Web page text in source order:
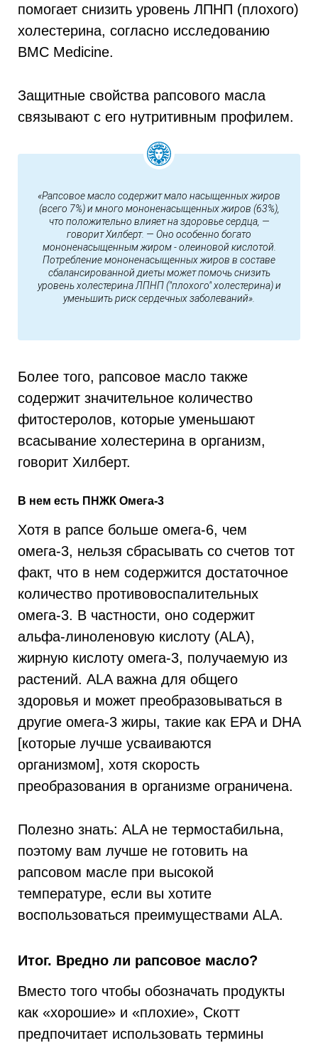
помогает снизить уровень ЛПНП (плохого)
холестерина, согласно исследованию
BMC Medicine.
Защитные свойства рапсового масла
связывают с его нутритивным профилем.
«Рапсовое масло содержит мало насыщенных жиров
(всего 7%) и много мононенасыщенных жиров (63%),
что положительно влияет на здоровье сердца, —
говорит Хилберт. — Оно особенно богато
мононенасыщенным жиром - олеиновой кислотой.
Потребление мононенасыщенных жиров в составе
сбалансированной диеты может помочь снизить
уровень холестерина ЛПНП ("плохого" холестерина) и
уменьшить риск сердечных заболеваний».
Более того, рапсовое масло также
содержит значительное количество
фитостеролов, которые уменьшают
всасывание холестерина в организм,
говорит Хилберт.
В нем есть ПНЖК Омега-3
Хотя в рапсе больше омега-6, чем
омега-3, нельзя сбрасывать со счетов тот
факт, что в нем содержится достаточное
количество противовоспалительных
омега-3. В частности, оно содержит
альфа-линоленовую кислоту (ALA),
жирную кислоту омега-3, получаемую из
растений. ALA важна для общего
здоровья и может преобразовываться в
другие омега-3 жиры, такие как EPA и DHA
[которые лучше усваиваются
организмом], хотя скорость
преобразования в организме ограничена.
Полезно знать: ALA не термостабильна,
поэтому вам лучше не готовить на
рапсовом масле при высокой
температуре, если вы хотите
воспользоваться преимуществами ALA.
Итог. Вредно ли рапсовое масло?
Вместо того чтобы обозначать продукты
как «хорошие» и «плохие», Скотт
предпочитает использовать термины